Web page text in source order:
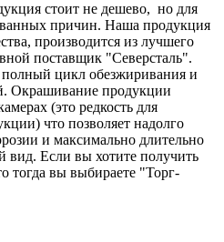
стоит не дешево, но для
причин. Наша продукция
производится из лучшего
поставщик "Северсталь".
цикл обезжиривания и
Окрашивание продукции
(это редкость для
что позволяет надолго
и максимально длительно
вид. Если вы хотите получить
тогда вы выбираете "Торг-